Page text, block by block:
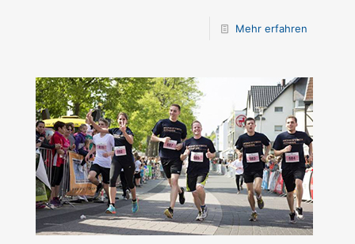
Mehr erfahren